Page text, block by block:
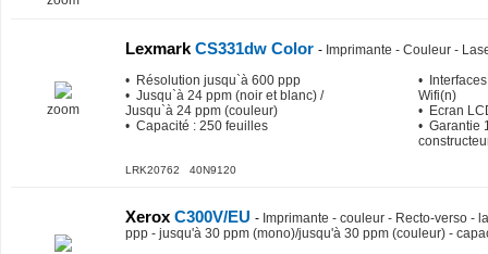
zoom
Lexmark CS331dw Color - Imprimante - Couleur -
• Résolution jusqu`à 600 ppp
• Jusqu`à 24 ppm (noir et blanc) /
Jusqu`à 24 ppm (couleur)
• Capacité : 250 feuilles
•
Wifi(n)
• Ecran
• Garantie
LRK20762 40N9120
Xerox C300V/EU - Imprimante - couleur - Recto-verso -
ppp - jusqu'à 30 ppm (mono)/jusqu'à 30 ppm (couleur) -